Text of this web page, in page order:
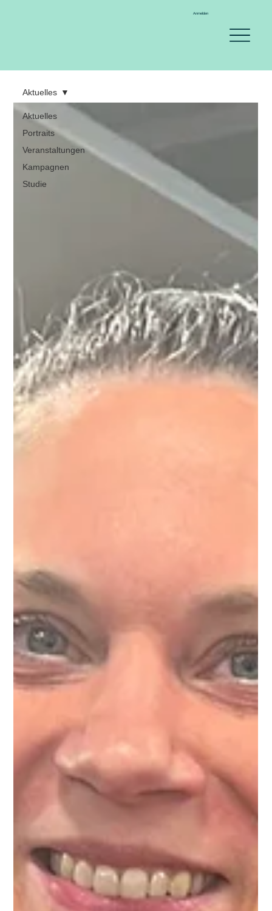
Anmelden
Aktuelles
Portraits
Veranstaltungen
Kampagnen
Studie
Aktuelles